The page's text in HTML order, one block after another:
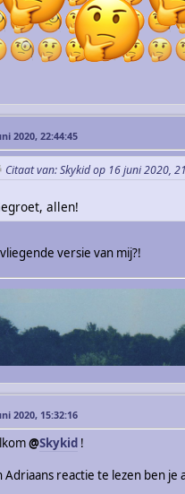
2020, 22:44:45
Citaat van: Skykid op 16 juni 2020,
allen!
versie van mij?!
2020, 15:32:16
@Skykid !
Adriaans reactie te lezen ben